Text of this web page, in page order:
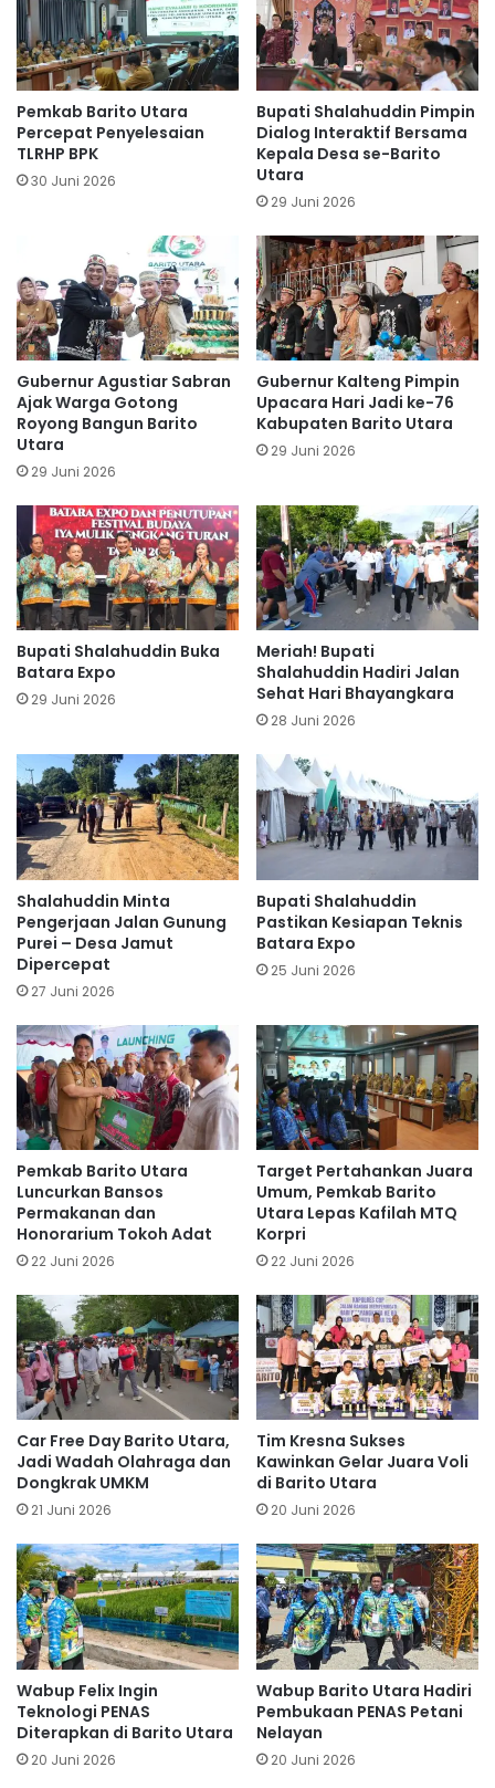
Pemkab Barito Utara
Percepat Penyelesaian
TLRHP BPK
30 Juni 2026
Bupati Shalahuddin Pimpin
Dialog Interaktif Bersama
Kepala Desa se-Barito
Utara
29 Juni 2026
Gubernur Agustiar Sabran
Ajak Warga Gotong
Royong Bangun Barito
Utara
29 Juni 2026
Gubernur Kalteng Pimpin
Upacara Hari Jadi ke-76
Kabupaten Barito Utara
29 Juni 2026
Bupati Shalahuddin Buka
Batara Expo
29 Juni 2026
Meriah! Bupati
Shalahuddin Hadiri Jalan
Sehat Hari Bhayangkara
28 Juni 2026
Shalahuddin Minta
Pengerjaan Jalan Gunung
Purei – Desa Jamut
Dipercepat
27 Juni 2026
Bupati Shalahuddin
Pastikan Kesiapan Teknis
Batara Expo
25 Juni 2026
Pemkab Barito Utara
Luncurkan Bansos
Permakanan dan
Honorarium Tokoh Adat
22 Juni 2026
Target Pertahankan Juara
Umum, Pemkab Barito
Utara Lepas Kafilah MTQ
Korpri
22 Juni 2026
Car Free Day Barito Utara,
Jadi Wadah Olahraga dan
Dongkrak UMKM
21 Juni 2026
Tim Kresna Sukses
Kawinkan Gelar Juara Voli
di Barito Utara
20 Juni 2026
Wabup Felix Ingin
Teknologi PENAS
Diterapkan di Barito Utara
20 Juni 2026
Wabup Barito Utara Hadiri
Pembukaan PENAS Petani
Nelayan
20 Juni 2026